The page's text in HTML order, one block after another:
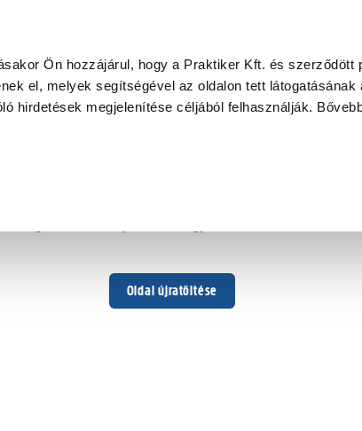
Ön hozzájárul, hogy a Praktiker Kft. és szerződött
el, melyek segítségével az oldalon tett látogatásának
hirdetések megjelenítése céljából felhasználják.
Oldal újratöltése